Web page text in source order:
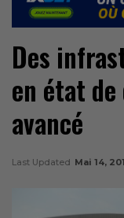
Des
en état
avancé
Last Updated Mai 14,